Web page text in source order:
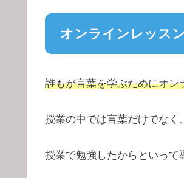
オンラインレッス
誰もが言葉を学ぶためにオ
授業の中では言葉だけでなく
授業で勉強したからといって